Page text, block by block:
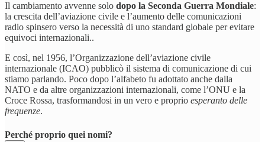
Il cambiamento avvenne solo dopo la Seconda Guerra Mondiale:
la crescita dell’aviazione civile e l’aumento delle comunicazioni
radio spinsero verso la necessità di uno standard globale per evitare
equivoci internazionali..
E così, nel 1956, l’Organizzazione dell’aviazione civile
internazionale (ICAO) pubblicò il sistema di comunicazione di cui
stiamo parlando. Poco dopo l’alfabeto fu adottato anche dalla
NATO e da altre organizzazioni internazionali, come l’ONU e la
Croce Rossa, trasformandosi in un vero e proprio esperanto delle
frequenze.
Perché proprio quei nomi?